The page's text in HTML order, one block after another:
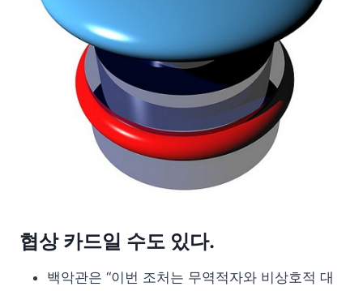
협상 카드일 수도 있다.
백악관은 “이번 조처는 무역적자와 비상호적 대